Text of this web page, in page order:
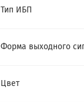
Тип ИБП
Форма выходного
Цвет